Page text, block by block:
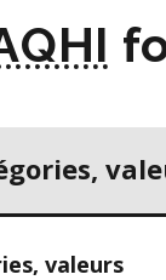
valeurs